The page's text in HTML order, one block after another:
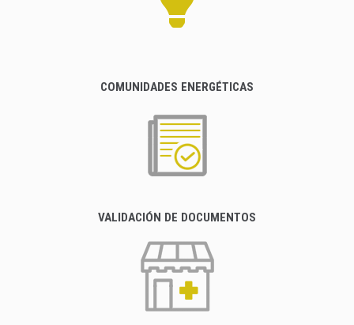
COMUNIDADES ENERGÉTICAS
VALIDACIÓN DE DOCUMENTOS